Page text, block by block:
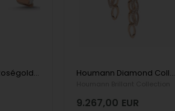
Nuran 14 Karat Roségold Ohrstecker, aus der Star 4 Grab Serie mit 2 x 0,05 Karat Diamanten Wesselton SI Houmann Diamond Collection Legami OhrringHalskette, mitt Total 0,98 ct
9.267,00 EUR